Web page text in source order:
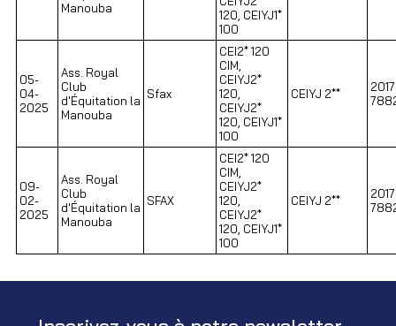
Manouba
120, CEIYJ1*
100
05-
04-
2025
Ass. Royal
Club
d'Équitation la
Manouba
Sfax
CEI2* 120
CIM,
CEIYJ2*
120,
CEIYJ2*
120, CEIYJ1*
100
CEIYJ 2**
09-
02-
2025
Ass. Royal
Club
d'Équitation la
Manouba
SFAX
CEI2* 120
CIM,
CEIYJ2*
120,
CEIYJ2*
120, CEIYJ1*
100
CEIYJ 2**